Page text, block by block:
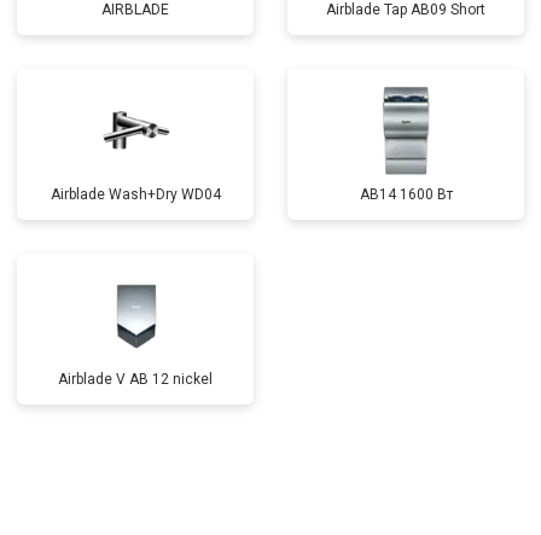
AIRBLADE Airblade Tap AB09 Short
Airblade Wash+Dry WD04 AB14 1600 Вт
Airblade V AB 12 nickel